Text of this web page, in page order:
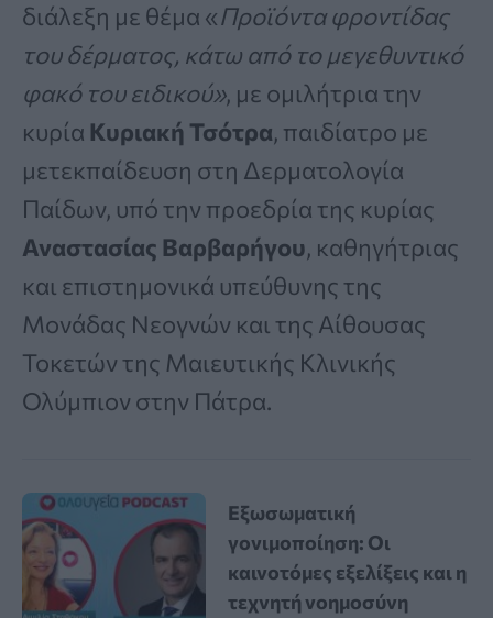
διάλεξη με θέμα «Προϊόντα φροντίδας
του δέρματος, κάτω από το μεγεθυντικό
φακό του ειδικού», με ομιλήτρια την
κυρία Κυριακή Τσότρα, παιδίατρο με
μετεκπαίδευση στη Δερματολογία
Παίδων, υπό την προεδρία της κυρίας
Αναστασίας Βαρβαρήγου, καθηγήτριας
και επιστημονικά υπεύθυνης της
Μονάδας Νεογνών και της Αίθουσας
Τοκετών της Μαιευτικής Κλινικής
Ολύμπιον στην Πάτρα.
Εξωσωματική
γονιμοποίηση: Οι
καινοτόμες εξελίξεις και η
τεχνητή νοημοσύνη